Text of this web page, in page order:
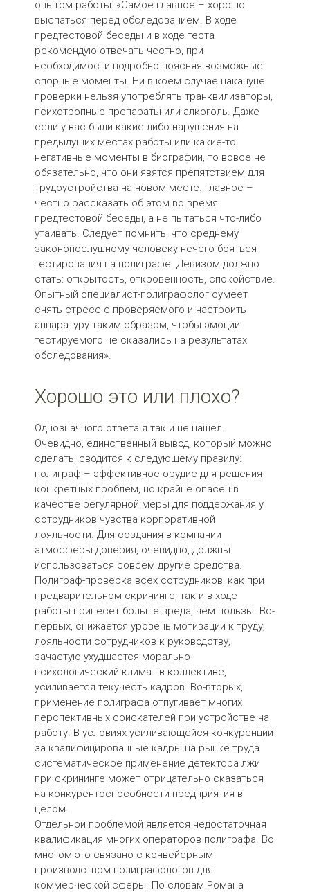
опытом работы: «Самое главное – хорошо
выспаться перед обследованием. В ходе
предтестовой беседы и в ходе теста
рекомендую отвечать честно, при
необходимости подробно поясняя возможные
спорные моменты. Ни в коем случае накануне
проверки нельзя употреблять транквилизаторы,
психотропные препараты или алкоголь. Даже
если у вас были какие-либо нарушения на
предыдущих местах работы или какие-то
негативные моменты в биографии, то вовсе не
обязательно, что они явятся препятствием для
трудоустройства на новом месте. Главное –
честно рассказать об этом во время
предтестовой беседы, а не пытаться что-либо
утаивать. Следует помнить, что среднему
законопослушному человеку нечего бояться
тестирования на полиграфе. Девизом должно
стать: открытость, откровенность, спокойствие.
Опытный специалист-полиграфолог сумеет
снять стресс с проверяемого и настроить
аппаратуру таким образом, чтобы эмоции
тестируемого не сказались на результатах
обследования».
Хорошо это или плохо?
Однозначного ответа я так и не нашел.
Очевидно, единственный вывод, который можно
сделать, сводится к следующему правилу:
полиграф – эффективное орудие для решения
конкретных проблем, но крайне опасен в
качестве регулярной меры для поддержания у
сотрудников чувства корпоративной
лояльности. Для создания в компании
атмосферы доверия, очевидно, должны
использоваться совсем другие средства.
Полиграф-проверка всех сотрудников, как при
предварительном скрининге, так и в ходе
работы принесет больше вреда, чем пользы. Во-
первых, снижается уровень мотивации к труду,
лояльности сотрудников к руководству,
зачастую ухудшается морально-
психологический климат в коллективе,
усиливается текучесть кадров. Во-вторых,
применение полиграфа отпугивает многих
перспективных соискателей при устройстве на
работу. В условиях усиливающейся конкуренции
за квалифицированные кадры на рынке труда
систематическое применение детектора лжи
при скрининге может отрицательно сказаться
на конкурентоспособности предприятия в
целом.
Отдельной проблемой является недостаточная
квалификация многих операторов полиграфа. Во
многом это связано с конвейерным
производством полиграфологов для
коммерческой сферы. По словам Романа